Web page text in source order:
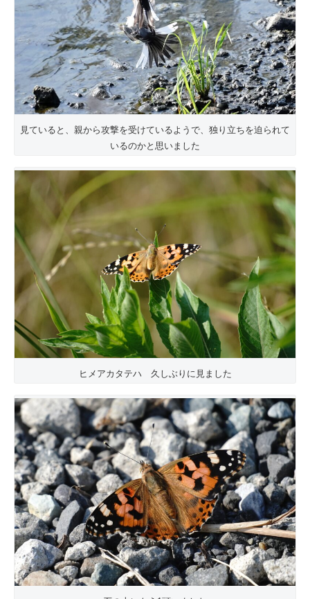
見ていると、親から攻撃を受けているようで、独り立ちを迫られて
いるのかと思いました
ヒメアカタテハ 久しぶりに見ました